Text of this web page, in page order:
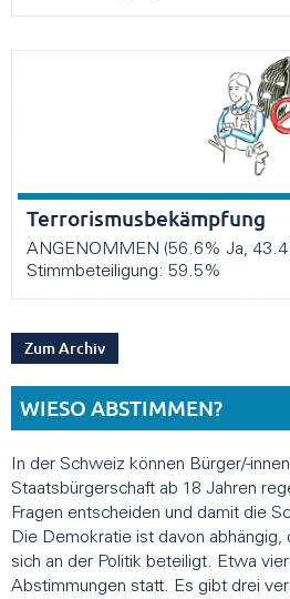
Terrorismusbekämpfung
ANGENOMMEN (56.6% Ja,
Stimmbeteiligung: 59.5%
Zum Archiv
WIESO ABSTIMMEN?
In der Schweiz können Bürger/-
Staatsbürgerschaft ab 18 Jahren
Fragen entscheiden und damit die
Die Demokratie ist davon
sich an der Politik beteiligt. Etwa
Abstimmungen statt. Es gibt drei